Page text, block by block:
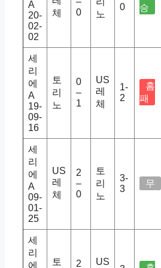
A
20-
02-
02
체
0
노
0
승
세
리
에
A
19-
09-
16
토
리
노
0
–
1
US
레
체
1-
2
홈
패
세
리
에
A
09-
01-
25
US
레
체
2
–
0
토
리
노
3-
3
무
세
리
에
토 2
US